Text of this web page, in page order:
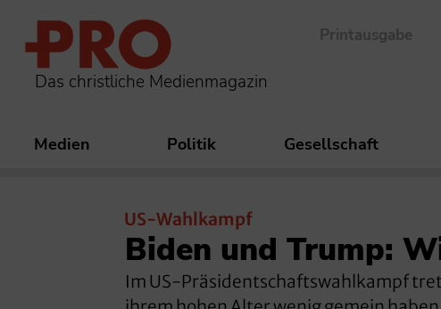
Das christliche Medienmagazin
Printausgabe
Medien Politik Gesellschaft
US-Wahlkampf
Biden und Trump:
Im US-Präsidentschaftswahlkampf